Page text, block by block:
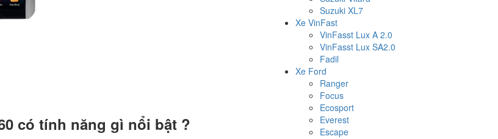
có tính năng gì nổi bật ?
Suzuki XL7
Xe VinFast
VinFasst Lux A 2.0
VinFasst Lux SA2.0
Fadil
Xe Ford
Ranger
Focus
Ecosport
Everest
Escape